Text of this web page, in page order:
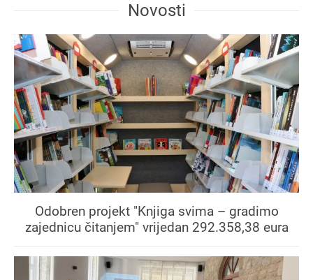
Novosti
Odobren projekt "Knjiga svima – gradimo
zajednicu čitanjem" vrijedan 292.358,38 eura